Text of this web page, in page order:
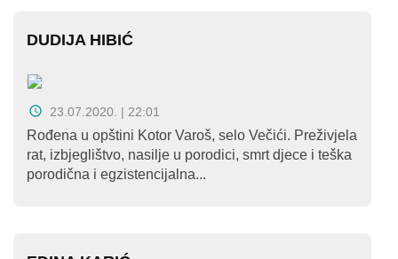
DUDIJA HIBIĆ
23.07.2020. | 22:01
Rođena u opštini Kotor Varoš, selo Večići. Preživjela
rat, izbjeglištvo, nasilje u porodici, smrt djece i teška
porodična i egzistencijalna...